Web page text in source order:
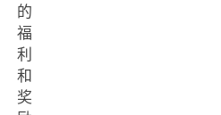
的
福
利
和
奖